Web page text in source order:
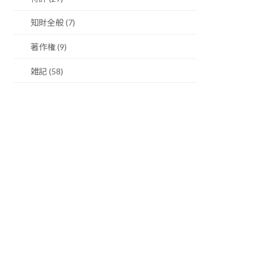
知財全般 (7)
著作権 (9)
雑記 (58)